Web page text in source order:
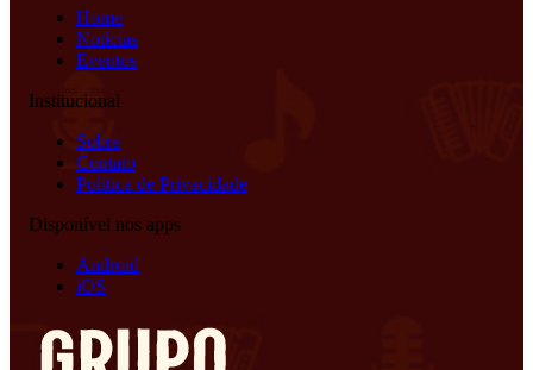
Home
Notícias
Eventos
Institucional
Sobre
Contato
Política de Privacidade
Disponível nos apps
Android
iOS